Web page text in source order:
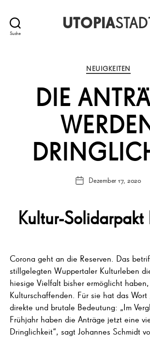
Suche
UTOPIA
Kategorien
NEUIGKEITEN
DIE
Veröffentlichungsdatum
Dezember 17, 2020
Kultur-Solidarpakt
Corona geht an die Reserven. Das
stillgelegten Wuppertaler Kulturleben
hiesige Vielfalt bisher ermöglicht
Kulturschaffenden. Für sie hat das Wort
direkte und brutale Bedeutung: „Im
Frühjahr haben die Anträge jetzt eine
Dringlichkeit“, sagt Johannes Schmidt